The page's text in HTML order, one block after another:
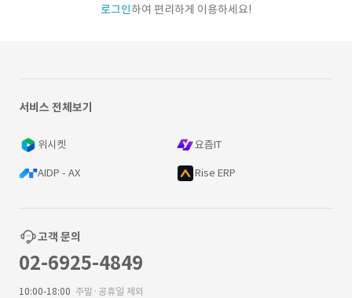
로그인하여 편리하게 이용하세요!
서비스 전체보기
위시켓 요즘IT
AIDP - AX Rise ERP
고객 문의
02-6925-4849
10:00-18:00 주말·공휴일 제외